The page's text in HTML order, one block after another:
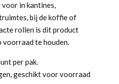
voor in kantines,
bij de koffie of
rollen is dit product
voorraad te houden.
per pak.
geschikt voor voorraad